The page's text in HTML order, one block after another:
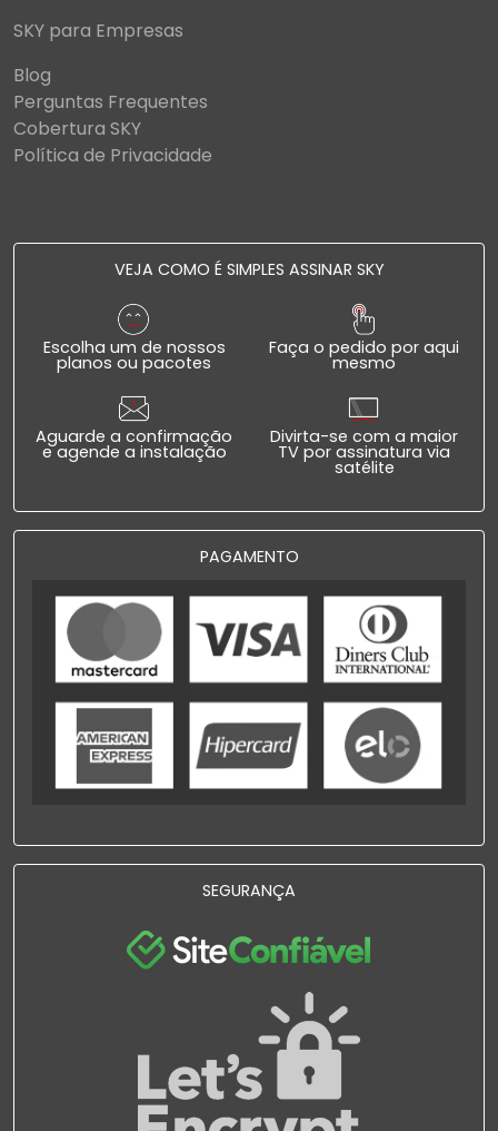
SKY para Empresas
Blog
Perguntas Frequentes
Cobertura SKY
Política de Privacidade
VEJA COMO É SIMPLES ASSINAR SKY
Escolha um de nossos
planos ou pacotes
Faça o pedido por aqui
mesmo
Aguarde a confirmação
e agende a instalação
Divirta-se com a maior
TV por assinatura via
satélite
PAGAMENTO
SEGURANÇA